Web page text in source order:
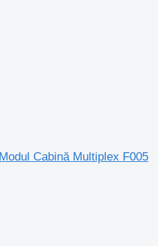
Cabină Multiplex F005